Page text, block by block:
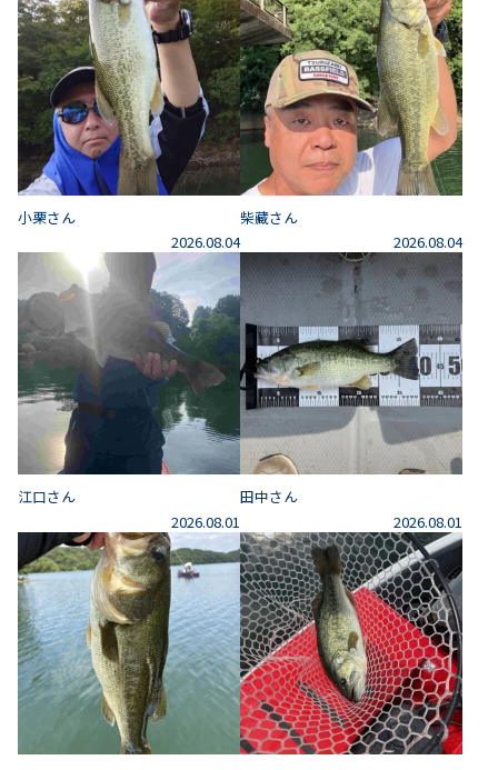
小栗さん
2026.08.04
柴藏さん
2026.08.04
江口さん
2026.08.01
田中さん
2026.08.01